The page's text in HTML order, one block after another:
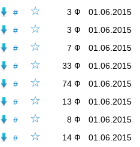
☆
# 01.06.2015
3 Ф
☆
# 01.06.2015
3 Ф
☆
# 01.06.2015
7 Ф
☆
# 01.06.2015
33 Ф
☆
# 01.06.2015
74 Ф
☆
# 01.06.2015
13 Ф
☆
# 01.06.2015
8 Ф
☆
# 01.06.2015
14 Ф